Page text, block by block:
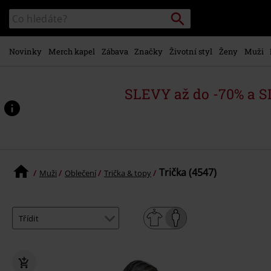
hlavnímu
obsahu
Katalog
vyhledávání
Vyhledávání
Novinky Merch kapel Zábava Značky Životní styl Ženy Muži
SLEVY až do -70% a
Muži Oblečení Trička & topy Trička (4547)